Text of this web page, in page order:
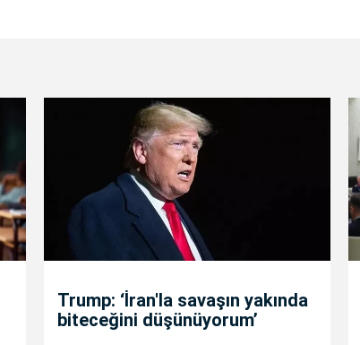
Trump: ‘İran'la savaşın yakında
biteceğini düşünüyorum’